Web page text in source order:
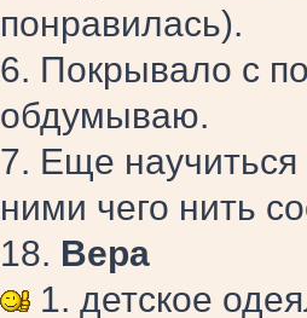
понравилась).
6. Покрывало с
обдумываю.
7. Еще научиться
ними чего нить
18. Вера
1. детское